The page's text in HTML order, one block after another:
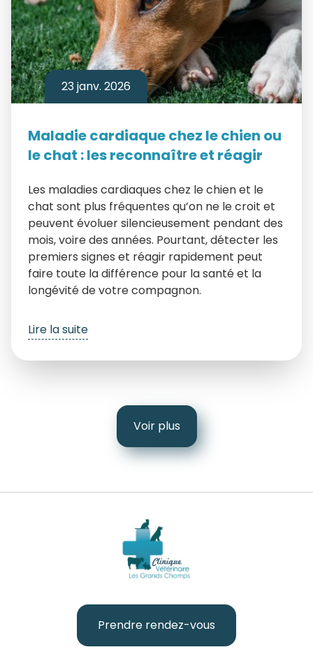
23 janv. 2026
Maladie cardiaque chez le chien ou
le chat : les reconnaître et réagir
Les maladies cardiaques chez le chien et le
chat sont plus fréquentes qu’on ne le croit et
peuvent évoluer silencieusement pendant des
mois, voire des années. Pourtant, détecter les
premiers signes et réagir rapidement peut
faire toute la différence pour la santé et la
longévité de votre compagnon.
Lire la suite
Voir plus
Prendre rendez-vous